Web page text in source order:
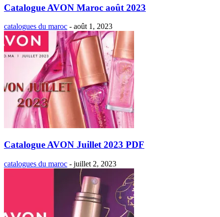
Catalogue AVON Maroc août 2023
catalogues du maroc - août 1, 2023
Catalogue AVON Juillet 2023 PDF
catalogues du maroc - juillet 2, 2023